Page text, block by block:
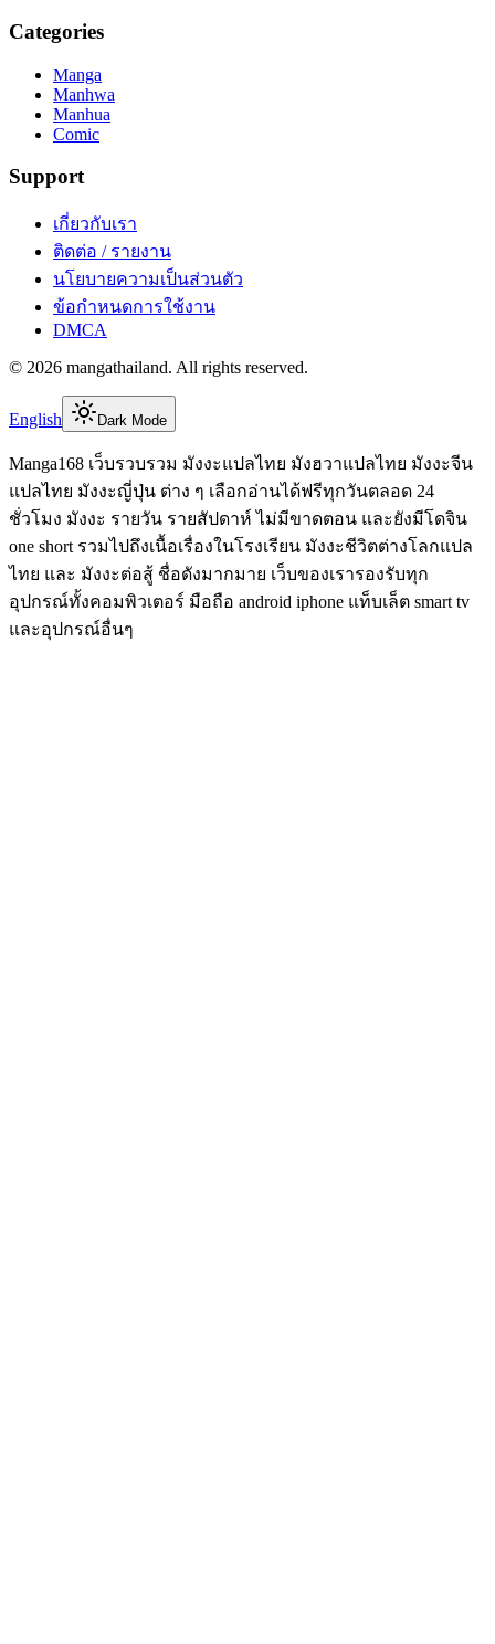
Categories
Manga
Manhwa
Manhua
Comic
Support
เกี่ยวกับเรา
ติดต่อ / รายงาน
นโยบายความเป็นส่วนตัว
ข้อกำหนดการใช้งาน
DMCA
© 2026 mangathailand. All rights reserved.
English Dark Mode
Manga168 เว็บรวบรวม มังงะแปลไทย มังฮวาแปลไทย มังงะจีน
แปลไทย มังงะญี่ปุ่น ต่าง ๆ เลือกอ่านได้ฟรีทุกวันตลอด 24
ชั่วโมง มังงะ รายวัน รายสัปดาห์ ไม่มีขาดตอน และยังมีโดจิน
one short รวมไปถึงเนื้อเรื่องในโรงเรียน มังงะชีวิตต่างโลกแปล
ไทย และ มังงะต่อสู้ ชื่อดังมากมาย เว็บของเรารองรับทุก
อุปกรณ์ทั้งคอมพิวเตอร์ มือถือ android iphone แท็บเล็ต smart tv
และอุปกรณ์อื่นๆ